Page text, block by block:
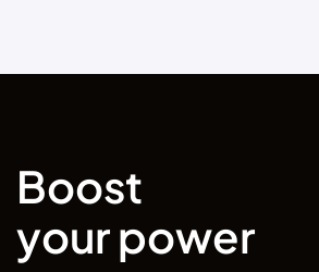
Boost
your power